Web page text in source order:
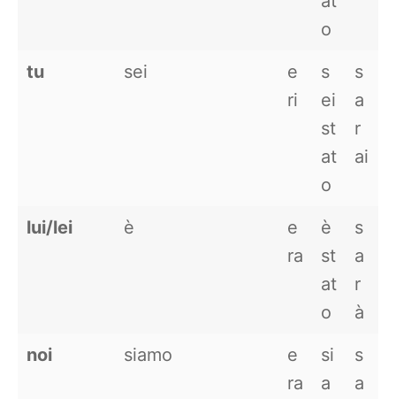
o
tu sei
e
ri
s
ei
st
at
o
s
a
r
ai
lui/lei è
e
ra
è
st
at
o
s
a
r
à
noi
siamo
e
ra
si
a
s
a